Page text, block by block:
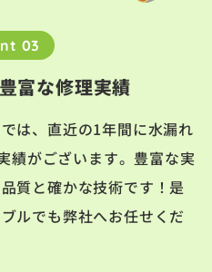
03
富な修理実績
は、直近の1年間に水漏れ
績がございます。豊富な実
質と確かな技術です！是
ルでも弊社へお任せくだ